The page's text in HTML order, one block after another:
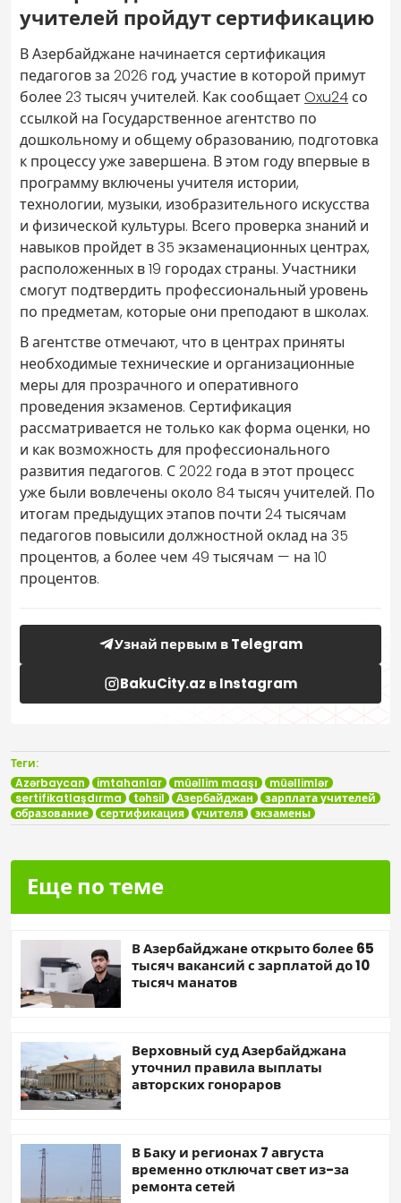
учителей пройдут сертификацию
В Азербайджане начинается сертификация
педагогов за 2026 год, участие в которой примут
более 23 тысяч учителей. Как сообщаетOxu24 со
ссылкой на Государственное агентство по
дошкольному и общему образованию, подготовка
к процессу уже завершена. В этом году впервые в
программу включены учителя истории,
технологии, музыки, изобразительного искусства
и физической культуры. Всего проверка знаний и
навыков пройдет в 35 экзаменационных центрах,
расположенных в 19 городах страны. Участники
смогут подтвердить профессиональный уровень
по предметам, которые они преподают в школах.
В агентстве отмечают, что в центрах приняты
необходимые технические и организационные
меры для прозрачного и оперативного
проведения экзаменов. Сертификация
рассматривается не только как форма оценки, но
и как возможность для профессионального
развития педагогов. С 2022 года в этот процесс
уже были вовлечены около 84 тысяч учителей. По
итогам предыдущих этапов почти 24 тысячам
педагогов повысили должностной оклад на 35
процентов, а более чем 49 тысячам — на 10
процентов.
Узнай первым в Telegram
BakuCity.az в Instagram
Теги:
Azərbaycan
imtahanlar müəllim maaşı
müəllimlər
sertifikatlaşdırma
təhsil Азербайджан
зарплата учителей
образование
сертификация учителя экзамены
Еще по теме
В Азербайджане открыто более 65
тысяч вакансий с зарплатой до 10
тысяч манатов
Верховный суд Азербайджана
уточнил правила выплаты
авторских гонораров
В Баку и регионах 7 августа
временно отключат свет из-за
ремонта сетей